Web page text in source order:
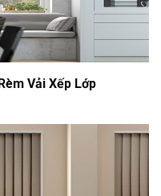
Vải Xếp Lớp